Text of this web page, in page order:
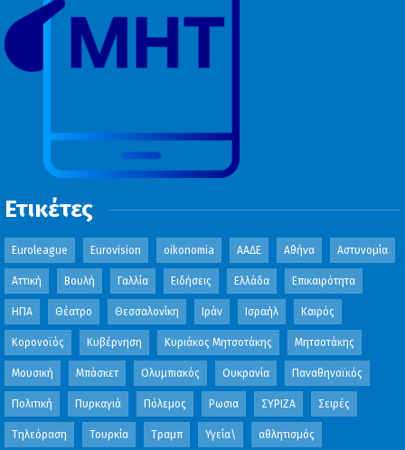
Ετικέτες
Euroleague Eurovision oikonomia ΑΑΔΕ Αθήνα Αστυνομία
Αττική Βουλή Γαλλία Ειδήσεις Ελλάδα Επικαιρότητα
ΗΠΑ Θέατρο Θεσσαλονίκη Ιράν Ισραήλ Καιρός
Κορονοϊός Κυβέρνηση Κυριάκος Μητσοτάκης Μητσοτάκης
Μουσική Μπάσκετ Ολυμπιακός Ουκρανία Παναθηναϊκός
Πολιτική Πυρκαγιά Πόλεμος Ρωσια ΣΥΡΙΖΑ Σειρές
Τηλεόραση Τουρκία Τραμπ Υγεία\ αθλητισμός